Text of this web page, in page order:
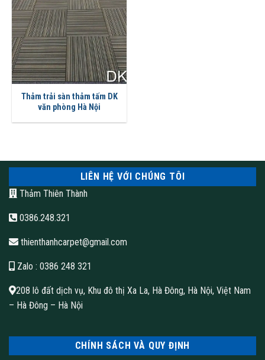
Thảm trải sàn thảm tấm DK
văn phòng Hà Nội
LIÊN HỆ VỚI CHÚNG TÔI
Thảm Thiên Thành
0386.248.321
thienthanhcarpet@gmail.com
Zalo : 0386 248 321
208 lô đất dịch vụ, Khu đô thị Xa La, Hà Đông, Hà Nội, Việt Nam
– Hà Đông – Hà Nội
CHÍNH SÁCH VÀ QUY ĐỊNH